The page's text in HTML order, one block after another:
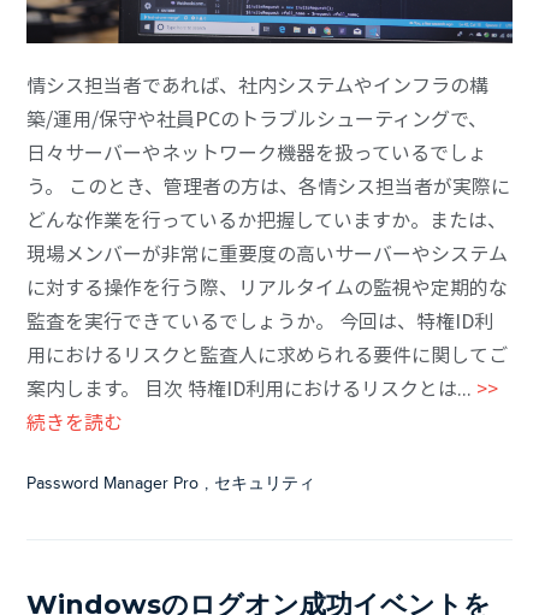
情シス担当者であれば、社内システムやインフラの構
築/運用/保守や社員PCのトラブルシューティングで、
日々サーバーやネットワーク機器を扱っているでしょ
う。 このとき、管理者の方は、各情シス担当者が実際に
どんな作業を行っているか把握していますか。または、
現場メンバーが非常に重要度の高いサーバーやシステム
に対する操作を行う際、リアルタイムの監視や定期的な
監査を実行できているでしょうか。 今回は、特権ID利
用におけるリスクと監査人に求められる要件に関してご
案内します。 目次 特権ID利用におけるリスクとは... >>
続きを読む
Password Manager Pro , セキュリティ
Windowsのログオン成功イベントを